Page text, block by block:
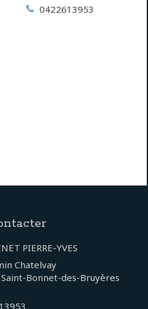
0422613953
PIERRE-YVES
Chatelvay
Saint-Bonnet-des-Bruyères